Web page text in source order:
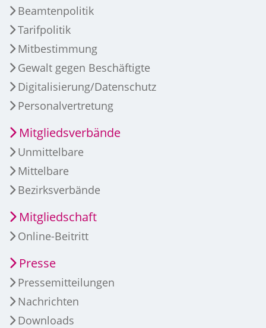
Beamtenpolitik
Tarifpolitik
Mitbestimmung
Gewalt gegen Beschäftigte
Digitalisierung/Datenschutz
Personalvertretung
Mitgliedsverbände
Unmittelbare
Mittelbare
Bezirksverbände
Mitgliedschaft
Online-Beitritt
Presse
Pressemitteilungen
Nachrichten
Downloads